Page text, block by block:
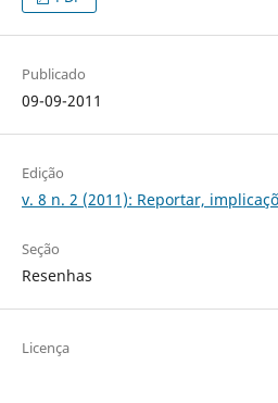
Publicado
09-09-2011
Edição
v. 8 n. 2 (2011): Reportar,
Seção
Resenhas
Licença